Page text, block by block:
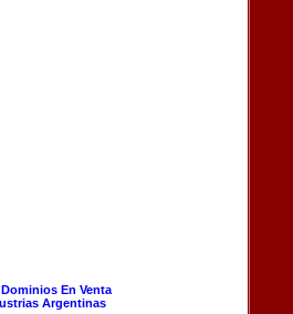
Dominios En Venta
Argentinas